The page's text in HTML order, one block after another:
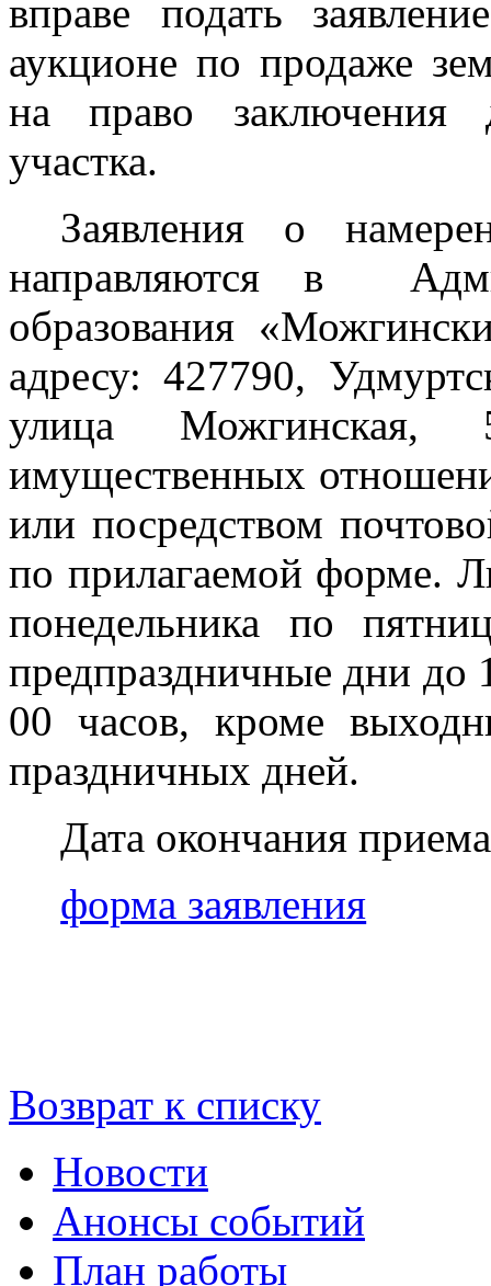
вправе подать
аукционе по продаже
на право заключения
участка.
Заявления о
направляются в
образования
адресу: 427790,
улица
имущественных
или посредством
по прилагаемой форме.
понедельника по
предпраздничные дни до
00 часов, кроме
праздничных дней.
Дата окончания
форма заявления
Возврат к списку
Новости
Анонсы событий
План работы